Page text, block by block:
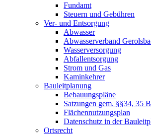
Fundamt
Steuern und Gebühren
Ver- und Entsorgung
Abwasser
Abwasserverband
Wasserversorgung
Abfallentsorgung
Strom und Gas
Kaminkehrer
Bauleitplanung
Bebauungspläne
Satzungen gem. §§34, 35
Flächennutzungsplan
Datenschutz in der
Ortsrecht